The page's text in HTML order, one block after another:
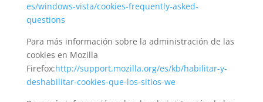
es/windows-vista/cookies-frequently-asked-
questions
Para más información sobre la administración de las
cookies en Mozilla
Firefox:http://support.mozilla.org/es/kb/habilitar-y-
deshabilitar-cookies-que-los-sitios-we